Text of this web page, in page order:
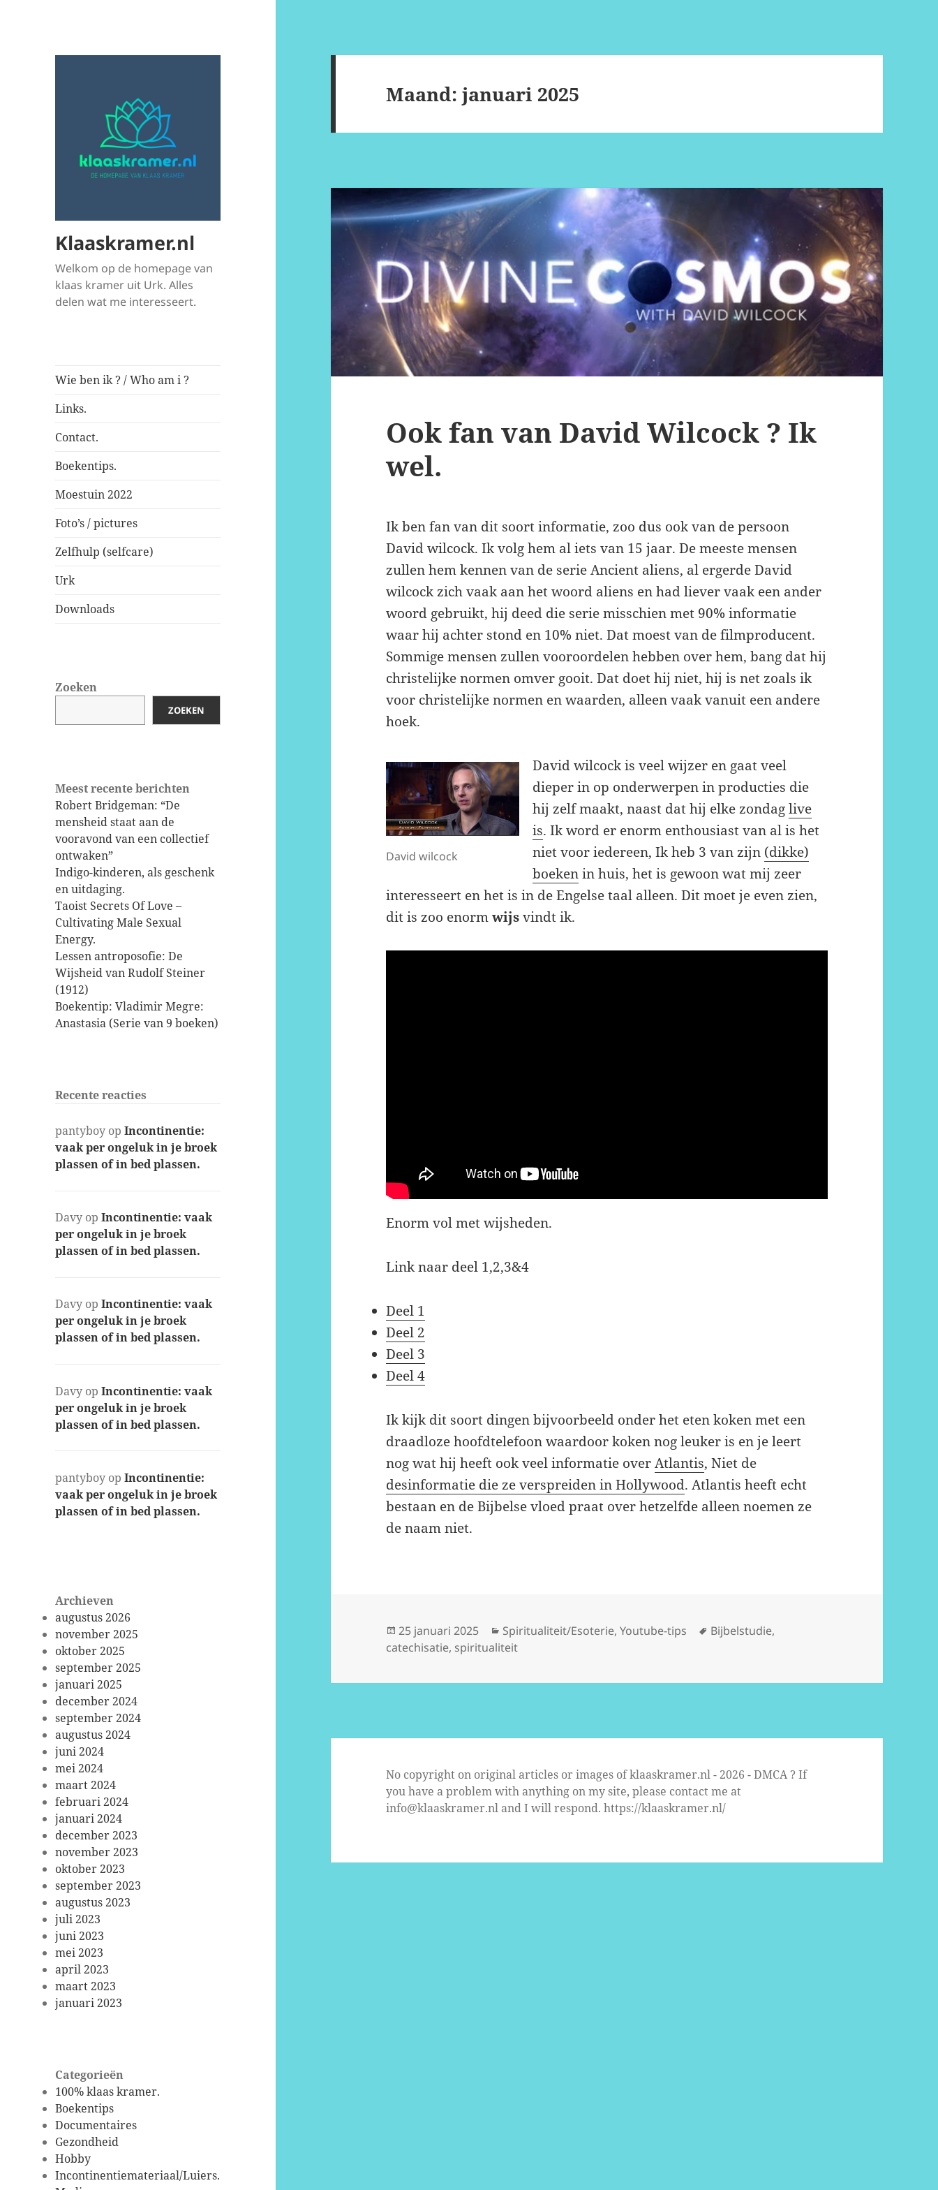
Klaaskramer.nl
Welkom op de homepage van
klaas kramer uit Urk. Alles
delen wat me interesseert.
Wie ben ik ? / Who am i ?
Links.
Contact.
Boekentips.
Moestuin 2022
Foto’s / pictures
Zelfhulp (selfcare)
Urk
Downloads
Zoeken
ZOEKEN
Meest recente berichten
Robert Bridgeman: “De
mensheid staat aan de
vooravond van een collectief
ontwaken”
Indigo-kinderen, als geschenk
en uitdaging.
Taoist Secrets Of Love –
Cultivating Male Sexual
Energy.
Lessen antroposofie: De
Wijsheid van Rudolf Steiner
(1912)
Boekentip: Vladimir Megre:
Anastasia (Serie van 9 boeken)
Recente reacties
pantyboy opIncontinentie:
vaak per ongeluk in je broek
plassen of in bed plassen.
Davy opIncontinentie: vaak
per ongeluk in je broek
plassen of in bed plassen.
Davy opIncontinentie: vaak
per ongeluk in je broek
plassen of in bed plassen.
Davy opIncontinentie: vaak
per ongeluk in je broek
plassen of in bed plassen.
pantyboy opIncontinentie:
vaak per ongeluk in je broek
plassen of in bed plassen.
Archieven
augustus 2026
november 2025
oktober 2025
september 2025
januari 2025
december 2024
september 2024
augustus 2024
juni 2024
mei 2024
maart 2024
februari 2024
januari 2024
december 2023
november 2023
oktober 2023
september 2023
augustus 2023
juli 2023
juni 2023
mei 2023
april 2023
maart 2023
januari 2023
Categorieën
100% klaas kramer.
Boekentips
Documentaires
Gezondheid
Hobby
Incontinentiemateriaal/Luiers.
Maand:januari 2025
Ook fan van David Wilcock ? Ik
wel.
Ik ben fan van dit soort informatie, zoo dus ook van de persoon
David wilcock. Ik volg hem al iets van 15 jaar. De meeste mensen
zullen hem kennen van de serie Ancient aliens, al ergerde David
wilcock zich vaak aan het woord aliens en had liever vaak een ander
woord gebruikt, hij deed die serie misschien met 90% informatie
waar hij achter stond en 10% niet. Dat moest van de filmproducent.
Sommige mensen zullen vooroordelen hebben over hem, bang dat hij
christelijke normen omver gooit. Dat doet hij niet, hij is net zoals ik
voor christelijke normen en waarden, alleen vaak vanuit een andere
hoek.
David wilcock
David wilcock is veel wijzer en gaat veel
dieper in op onderwerpen in producties die
hij zelf maakt, naast dat hij elke zondaglive
is. Ik word er enorm enthousiast van al is het
niet voor iedereen, Ik heb 3 van zijn (dikke)
boekenin huis, het is gewoon wat mij zeer
interesseert en het is in de Engelse taal alleen. Dit moet je even zien,
dit is zoo enormwijsvindt ik.
Enorm vol met wijsheden.
Link naar deel 1,2,3&4
Deel 1
Deel 2
Deel 3
Deel 4
Ik kijk dit soort dingen bijvoorbeeld onder het eten koken met een
draadloze hoofdtelefoon waardoor koken nog leuker is en je leert
nog wat hij heeft ook veel informatie overAtlantis, Niet de
desinformatie die ze verspreiden in Hollywood. Atlantis heeft echt
bestaan en de Bijbelse vloed praat over hetzelfde alleen noemen ze
de naam niet.
Geplaatst
op
25 januari 2025 Categorieën
Spiritualiteit/Esoterie,Youtube-tips Tags
Bijbelstudie,
catechisatie, spiritualiteit
No copyright on original articles or images of klaaskramer.nl - 2026 - DMCA ? If
you have a problem with anything on my site, please contact me at
info@klaaskramer.nl and I will respond.https://klaaskramer.nl/